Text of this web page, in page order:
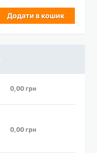
Додати в кошик
0,00 грн
0,00 грн